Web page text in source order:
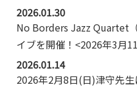
2026.01.30
No Borders Jazz Quartet
イブを開催！<2026年3月
2026.01.14
2026年2月8日(日)津守先